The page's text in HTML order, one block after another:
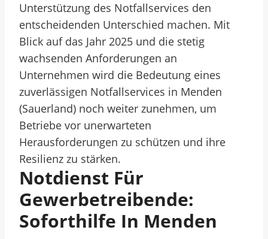
Unterstützung des Notfallservices den
entscheidenden Unterschied machen. Mit
Blick auf das Jahr 2025 und die stetig
wachsenden Anforderungen an
Unternehmen wird die Bedeutung eines
zuverlässigen Notfallservices in Menden
(Sauerland) noch weiter zunehmen, um
Betriebe vor unerwarteten
Herausforderungen zu schützen und ihre
Resilienz zu stärken.
Notdienst Für
Gewerbetreibende:
Soforthilfe In Menden